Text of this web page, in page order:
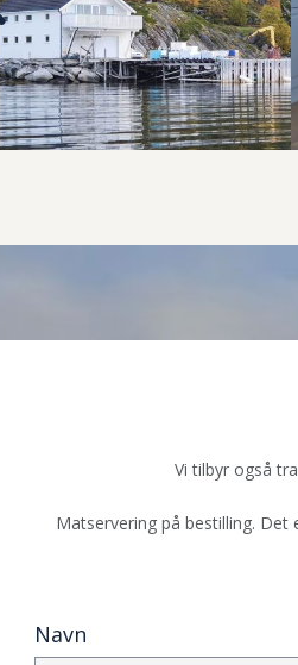
Vi tilbyr også
Matservering på bestilling.
Navn